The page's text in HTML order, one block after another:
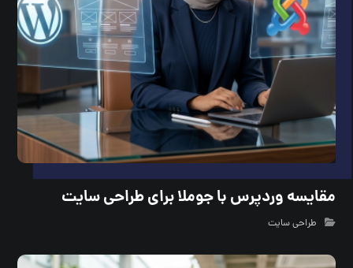
مقایسه وردپرس با جوملا برای طراحی سایت
طراحی سایت